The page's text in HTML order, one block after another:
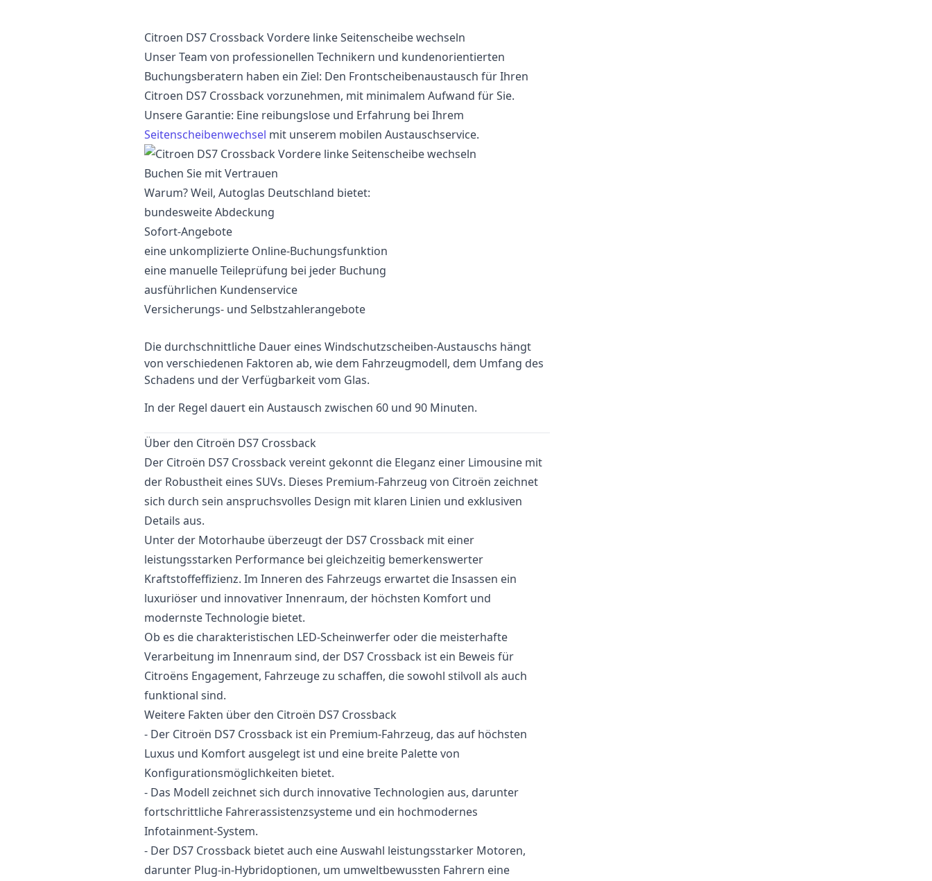
Citroen DS7 Crossback Vordere linke Seitenscheibe wechseln
Unser Team von professionellen Technikern und kundenorientierten
Buchungsberatern haben ein Ziel: Den Frontscheibenaustausch für Ihren
Citroen DS7 Crossback vorzunehmen, mit minimalem Aufwand für Sie.
Unsere Garantie: Eine reibungslose und Erfahrung bei Ihrem
Seitenscheibenwechsel mit unserem mobilen Austauschservice.
Buchen Sie mit Vertrauen
Warum? Weil, Autoglas Deutschland bietet:
bundesweite Abdeckung
Sofort-Angebote
eine unkomplizierte Online-Buchungsfunktion
eine manuelle Teileprüfung bei jeder Buchung
ausführlichen Kundenservice
Versicherungs- und Selbstzahlerangebote
Die durchschnittliche Dauer eines Windschutzscheiben-Austauschs hängt
von verschiedenen Faktoren ab, wie dem Fahrzeugmodell, dem Umfang des
Schadens und der Verfügbarkeit vom Glas.
In der Regel dauert ein Austausch zwischen 60 und 90 Minuten.
Über den Citroën DS7 Crossback
Der Citroën DS7 Crossback vereint gekonnt die Eleganz einer Limousine mit
der Robustheit eines SUVs. Dieses Premium-Fahrzeug von Citroën zeichnet
sich durch sein anspruchsvolles Design mit klaren Linien und exklusiven
Details aus.
Unter der Motorhaube überzeugt der DS7 Crossback mit einer
leistungsstarken Performance bei gleichzeitig bemerkenswerter
Kraftstoffeffizienz. Im Inneren des Fahrzeugs erwartet die Insassen ein
luxuriöser und innovativer Innenraum, der höchsten Komfort und
modernste Technologie bietet.
Ob es die charakteristischen LED-Scheinwerfer oder die meisterhafte
Verarbeitung im Innenraum sind, der DS7 Crossback ist ein Beweis für
Citroëns Engagement, Fahrzeuge zu schaffen, die sowohl stilvoll als auch
funktional sind.
Weitere Fakten über den Citroën DS7 Crossback
- Der Citroën DS7 Crossback ist ein Premium-Fahrzeug, das auf höchsten
Luxus und Komfort ausgelegt ist und eine breite Palette von
Konfigurationsmöglichkeiten bietet.
- Das Modell zeichnet sich durch innovative Technologien aus, darunter
fortschrittliche Fahrerassistenzsysteme und ein hochmodernes
Infotainment-System.
- Der DS7 Crossback bietet auch eine Auswahl leistungsstarker Motoren,
darunter Plug-in-Hybridoptionen, um umweltbewussten Fahrern eine